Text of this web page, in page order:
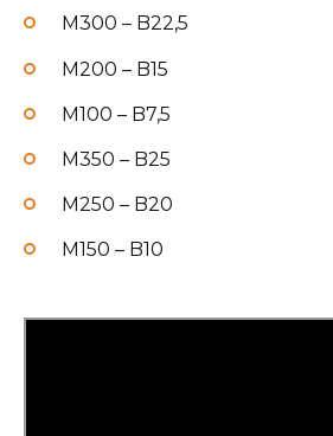
М300 – B22,5
М200 – B15
М100 – B7,5
М350 – B25
М250 – B20
М150 – B10